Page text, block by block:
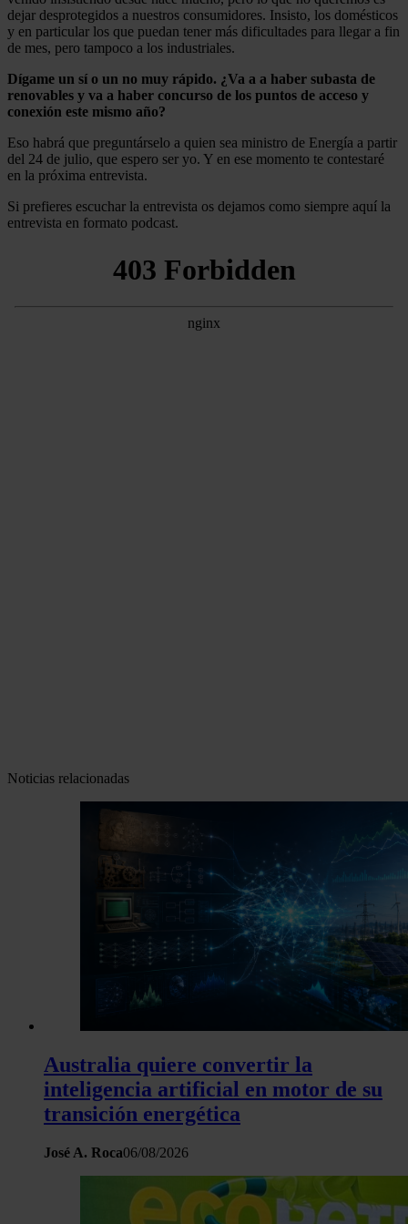
dejar desprotegidos a nuestros consumidores. Insisto, los domésticos
y en particular los que puedan tener más dificultades para llegar a fin
de mes, pero tampoco a los industriales.
Dígame un sí o un no muy rápido. ¿Va a a haber subasta de
renovables y va a haber concurso de los puntos de acceso y
conexión este mismo año?
Eso habrá que preguntárselo a quien sea ministro de Energía a partir
del 24 de julio, que espero ser yo. Y en ese momento te contestaré
en la próxima entrevista.
Si prefieres escuchar la entrevista os dejamos como siempre aquí la
entrevista en formato podcast.
Noticias relacionadas
Australia quiere convertir la
inteligencia artificial en motor de su
transición energética
José A. Roca06/08/2026